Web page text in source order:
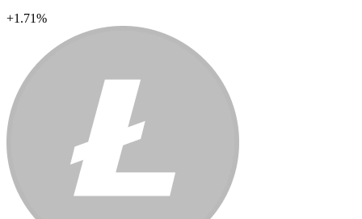
+1.71%